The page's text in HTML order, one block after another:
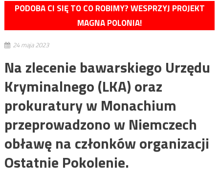
PODOBA CI SIĘ TO CO ROBIMY? WESPRZYJ PROJEKT
MAGNA POLONIA!
24 maja 2023
Na zlecenie bawarskiego Urzędu
Kryminalnego (LKA) oraz
prokuratury w Monachium
przeprowadzono w Niemczech
obławę na członków organizacji
Ostatnie Pokolenie.